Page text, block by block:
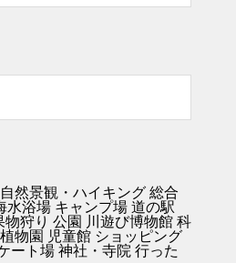
自然景観・ハイキング 総合
水浴場 キャンプ場 道の駅
物狩り 公園 川遊び博物館 科
植物園 児童館 ショッピング
ート場 神社・寺院 行った